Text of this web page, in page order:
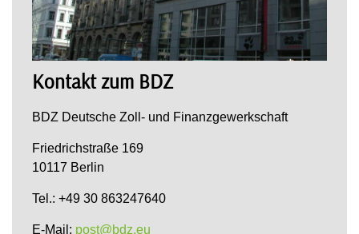
Kontakt zum BDZ
BDZ Deutsche Zoll- und Finanzgewerkschaft
Friedrichstraße 169
10117 Berlin
Tel.: +49 30 863247640
E-Mail: post@bdz.eu